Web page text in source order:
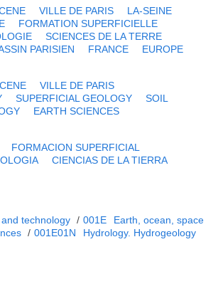
VILLE DE PARIS
LA-SEINE
FORMATION SUPERFICIELLE
SCIENCES DE LA TERRE
PARISIEN FRANCE EUROPE
VILLE DE PARIS
SUPERFICIAL GEOLOGY
SOIL
EARTH SCIENCES
FORMACION SUPERFICIAL
CIENCIAS DE LA TIERRA
technology / 001E
Earth, ocean, space
/ 001E01N Hydrology. Hydrogeology